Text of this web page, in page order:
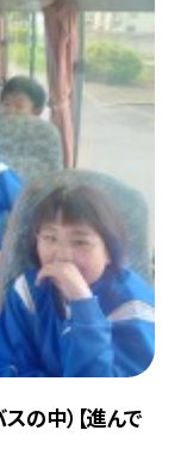
の中）【進んで